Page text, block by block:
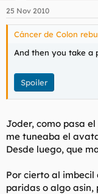
25 Nov 2010
Cáncer de Colon
And then you take a
Spoiler
Joder, como pasa
me tuneaba el
Desde luego, que
Por cierto al
paridas o algo asin,